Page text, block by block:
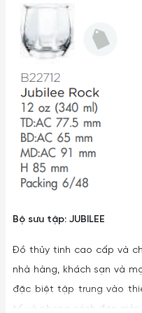
Bộ sưu tập: JUBILEE
Đồ thủy tinh cao cấp và
nhà hàng, khách sạn và
đặc biệt tập trung vào
tế và phong cách đơn giản.